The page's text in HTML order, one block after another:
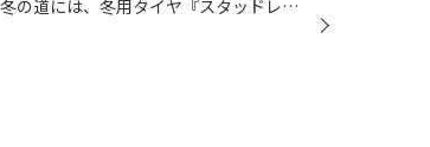
皆さん、おクルマの冬の準備はお済ですか？？ 冬の道には、冬用タイヤ『スタッドレスタイヤ』がおススメです(^_-)-☆ スタッドレスタイヤの準備は早い方が安心ですよ(#^.^#) 特に、今年おクルマを新しくご購入した方は要注意です！！ スタッドレスタイヤは、季節用品ですので数に限りがあります。 販...